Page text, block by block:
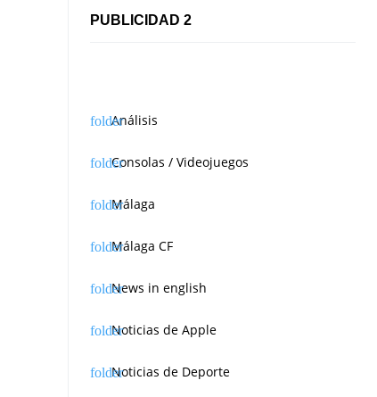
PUBLICIDAD 2
Análisis
Consolas / Videojuegos
Málaga
Málaga CF
News in english
Noticias de Apple
Noticias de Deporte